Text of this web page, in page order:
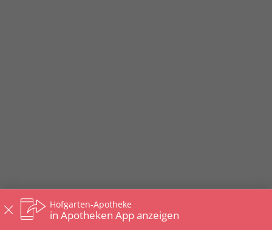
Hofgarten-Apotheke
in Apotheken App anzeigen